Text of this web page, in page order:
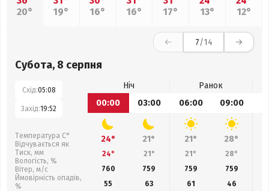
20°
19°
16°
16°
17°
13°
12°
7/14
Субота, 8 серпня
Схід:05:08
Захід:19:52
Температура С°
Відчувається як
Тиск, мм
Вологість, %
Вітер, м/с
Ймовірність опадів,
%
Ніч
Ранок
00:00
03:00 06:00 09:00
24° 21° 21° 28°
24° 21° 21° 28°
760
759 759 759
55
63 61 46